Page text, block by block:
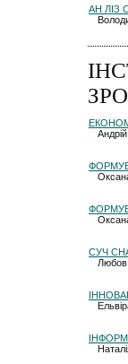
АН ЛІЗ
СУЧ